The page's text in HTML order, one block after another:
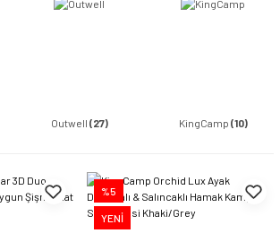
Outwell (27) KingCamp (10)
%5
YENİ